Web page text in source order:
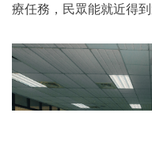
療任務，民眾能就近得到